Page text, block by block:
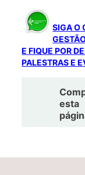
SIGA O
E FIQUE POR
PALESTRAS E
esta